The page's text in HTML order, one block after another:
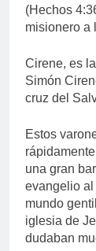
(Hechos
misionero a
Cirene, es
Simón
cruz del
Estos
una gran
evangelio al
mundo
iglesia de
dudaban